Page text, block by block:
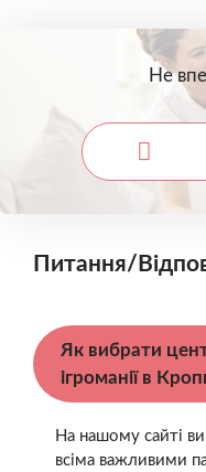
Не
Питання/
Як вибрати
ігроманії в
На нашому сайті
всіма важливими